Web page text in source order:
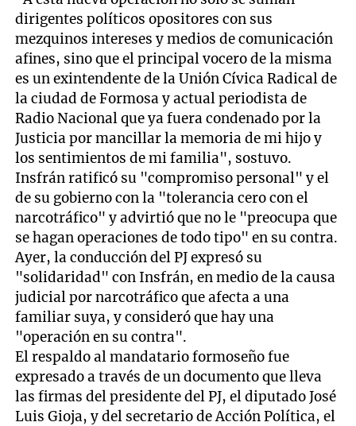
dirigentes políticos opositores con sus
mezquinos intereses y medios de comunicación
afines, sino que el principal vocero de la misma
es un exintendente de la Unión Cívica Radical de
la ciudad de Formosa y actual periodista de
Radio Nacional que ya fuera condenado por la
Justicia por mancillar la memoria de mi hijo y
los sentimientos de mi familia", sostuvo.
Insfrán ratificó su "compromiso personal" y el
de su gobierno con la "tolerancia cero con el
narcotráfico" y advirtió que no le "preocupa que
se hagan operaciones de todo tipo" en su contra.
Ayer, la conducción del PJ expresó su
"solidaridad" con Insfrán, en medio de la causa
judicial por narcotráfico que afecta a una
familiar suya, y consideró que hay una
"operación en su contra".
El respaldo al mandatario formoseño fue
expresado a través de un documento que lleva
las firmas del presidente del PJ, el diputado José
Luis Gioja, y del secretario de Acción Política, el